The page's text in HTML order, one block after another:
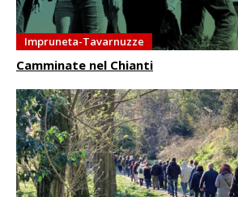
Impruneta-Tavarnuzze
Camminate nel Chianti